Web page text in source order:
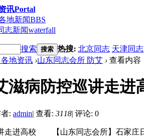
讯Portal
地新闻BBS
志新闻waterfall
搜索 搜索 热搜: 北京同志 天津同志
地资讯 ›山东同志会所 防艾 › 查看内容
滋病防控巡讲走进
: admin| 查看: 3118| 评论: 0
走进高校 【山东同志会所】石家庄